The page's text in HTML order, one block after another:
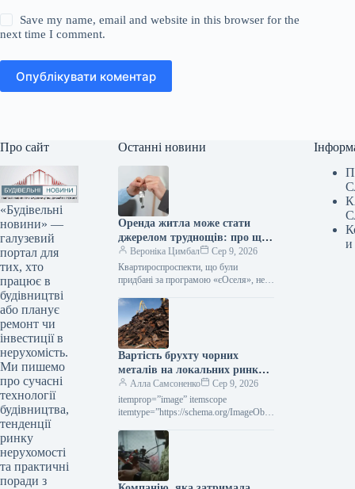
Save my name, email and website in this browser for the
next time I comment.
Опублікувати коментар
Про сайт
«Будівельні
новини» —
галузевий
портал для
тих, хто
працює в
будівництві
або планує
ремонт чи
інвестиції в
нерухомість.
Ми пишемо
про сучасні
технології
будівництва,
тенденції
ринку
нерухомості
та практичні
поради з
Останні новини
Оренда житла може стати
джерелом труднощів: про що
слід пам’ятати учасникам
програми «єОселя»
Вероніка Цимбал
Сер 9, 2026
Квартироспроспeкти, що були
придбані за програмою «єОселя», не
таке житло в оренду. Поки позика не
буде…
Вартість брухту чорних
металів на локальних ринках
у липні впала на 10–30
доларів за тонну.
Алла Самсоненко
Сер 9, 2026
itemprop=”image” itemscope
itemtype=”https://schema.org/ImageObje
Брухт Новини Світовий ринок вартість
брухту Друк 109 09 Серпня 2026
Вартість металобрухту на
регіональних…
и